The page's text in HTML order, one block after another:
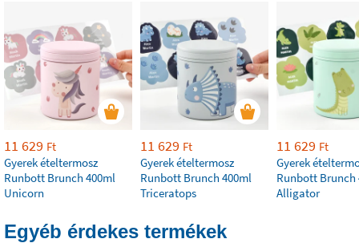
11 629 Ft
Gyerek ételtermosz
Runbott Brunch 400ml
Unicorn
11 629 Ft
Gyerek ételtermosz
Runbott Brunch 400ml
Triceratops
11 629 Ft
Gyerek
Runbott Brunch
Alligator
Egyéb érdekes termékek